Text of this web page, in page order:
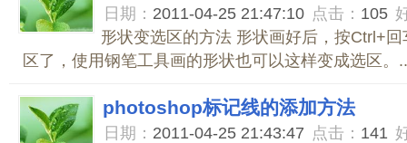
日期： 2011-04-25 21:47:10 点击： 105
形状变选区的方法 形状画好后，按Ctrl+
区了，使用钢笔工具画的形状也可以这样变成选区。
photoshop标记线的添加方法
日期： 2011-04-25 21:43:47 点击： 141